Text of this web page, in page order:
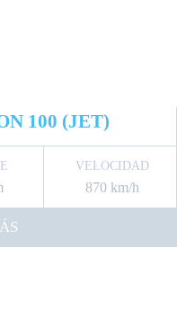
100 (JET)
VELOCIDAD
870 km/h